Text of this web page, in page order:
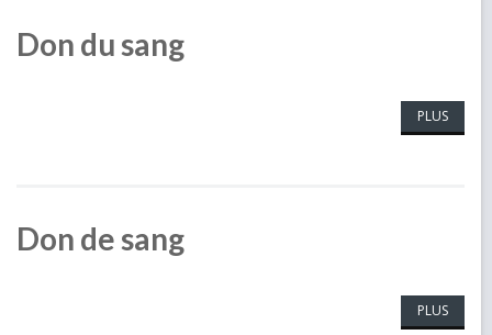
Don du sang
PLUS
Don de sang
PLUS